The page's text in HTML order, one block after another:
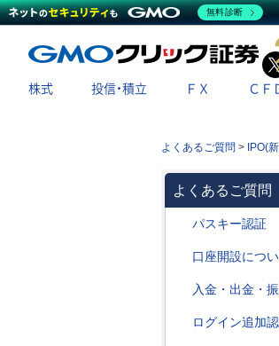
株式 投信・積立 ＦＸ ＣＦ
よくあるご質問 > IPO(
よくあるご質問
パスキー認証
口座開設につ
入金・出金・
ログイン追加
無料診断